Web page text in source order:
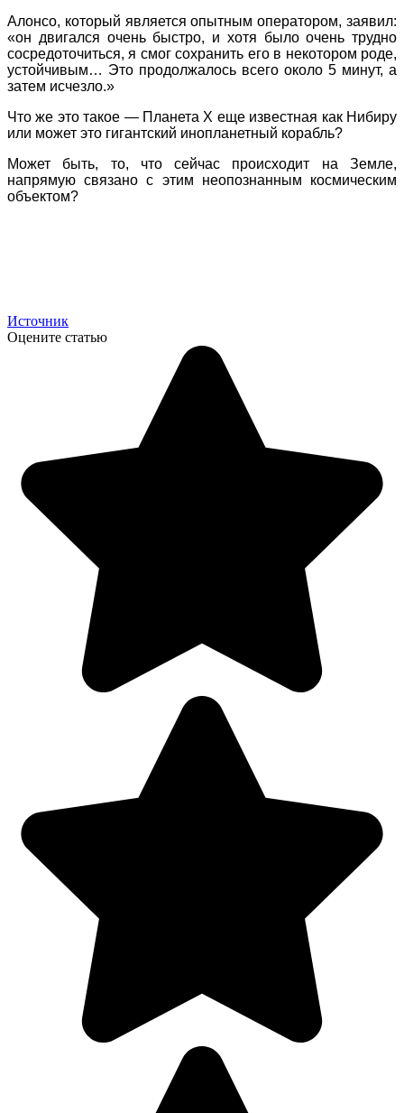
Алонсо, который является опытным оператором, заявил:
«он двигался очень быстро, и хотя было очень трудно
сосредоточиться, я смог сохранить его в некотором роде,
устойчивым… Это продолжалось всего около 5 минут, а
затем исчезло.»
Что же это такое — Планета Х еще известная как Нибиру
или может это гигантский инопланетный корабль?
Может быть, то, что сейчас происходит на Земле,
напрямую связано с этим неопознанным космическим
объектом?
Источник
Оцените статью